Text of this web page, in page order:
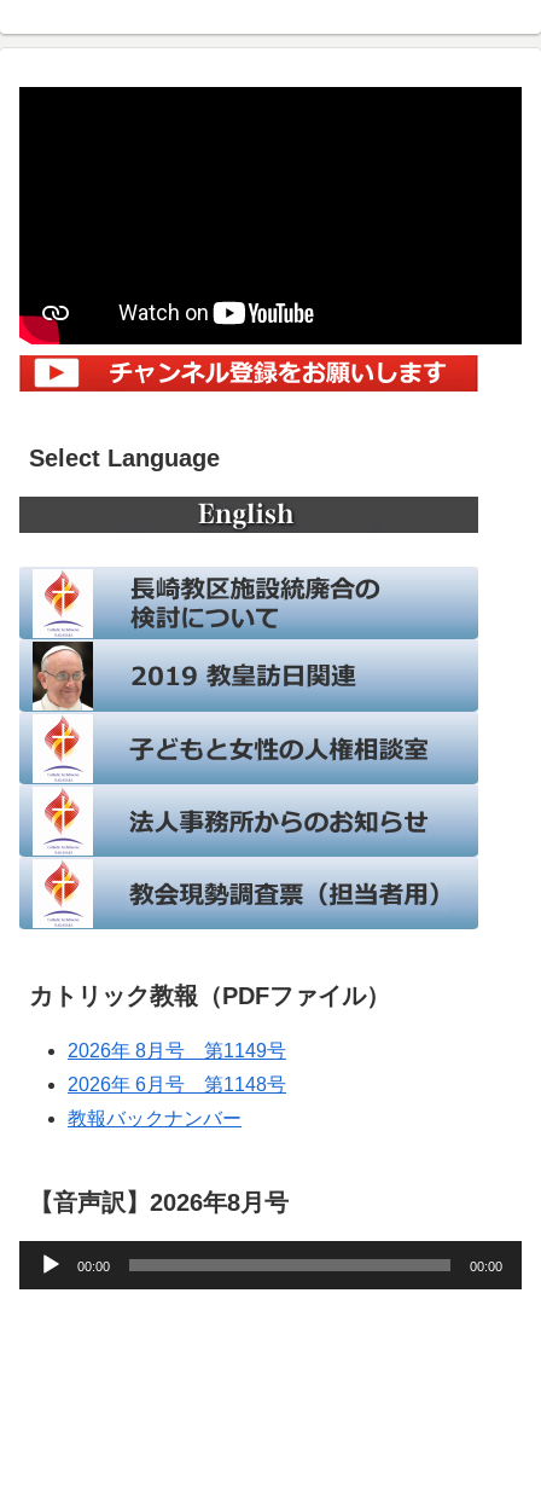
Select Language
カトリック教報（PDFファイル）
2026年 8月号 第1149号
2026年 6月号 第1148号
教報バックナンバー
【音声訳】2026年8月号
声
00:00 00:00